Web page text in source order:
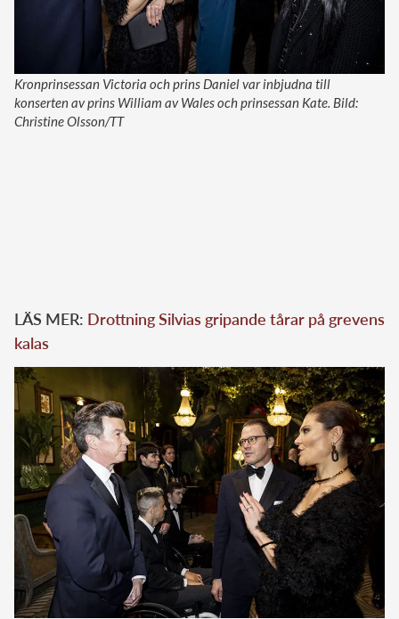
Kronprinsessan Victoria och prins Daniel var inbjudna till
konserten av prins William av Wales och prinsessan Kate. Bild:
Christine Olsson/TT
LÄS MER: Drottning Silvias gripande tårar på grevens
kalas